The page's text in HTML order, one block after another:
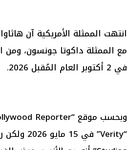
مع الممثلة داكوتا جونسون،
في 2 أكتوبر العام المُقبل 2026.